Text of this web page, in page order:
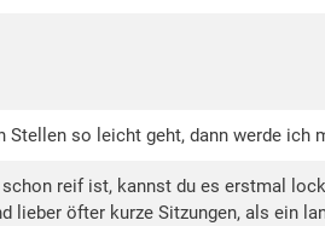
so leicht geht, dann werde ich
reif ist, kannst du es erstmal
öfter kurze Sitzungen, als ein